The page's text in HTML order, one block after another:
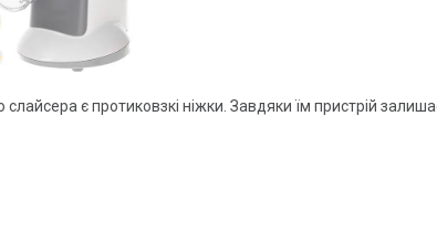
є протиковзкі ніжки. Завдяки їм пристрій